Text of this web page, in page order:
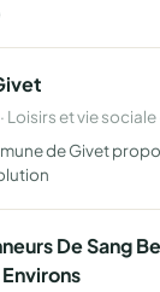
Loisirs et vie
de Givet
De Sang